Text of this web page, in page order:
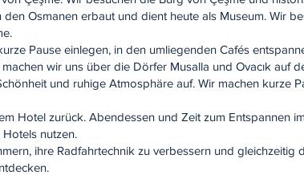
Osmanen erbaut und dient heute als Museum. Wir
Pause einlegen, in den umliegenden Cafés
wir uns über die Dörfer Musalla und Ovacık auf
und ruhige Atmosphäre auf. Wir machen kurze
Hotel zurück. Abendessen und Zeit zum Entspannen
nutzen.
ihre Radfahrtechnik zu verbessern und gleichzeitig